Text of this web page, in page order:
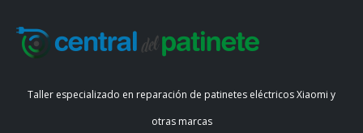
Taller especializado en reparación de patinetes eléctricos Xiaomi y
otras marcas